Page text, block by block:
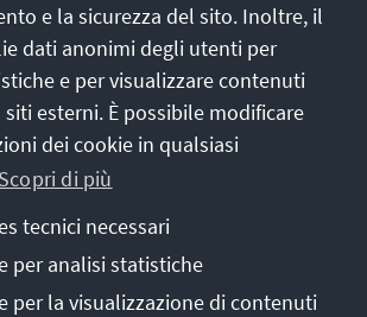
fondazione
e la sicurezza del sito. Inoltre, il
dati anonimi degli utenti per
e per visualizzare contenuti
esterni. È possibile modificare
dei cookie in qualsiasi
Scopri di più
tecnici necessari
per analisi statistiche
per la visualizzazione di contenuti